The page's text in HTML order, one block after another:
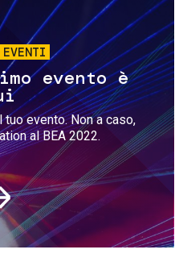
evento è
evento. Non a caso,
al BEA 2022.